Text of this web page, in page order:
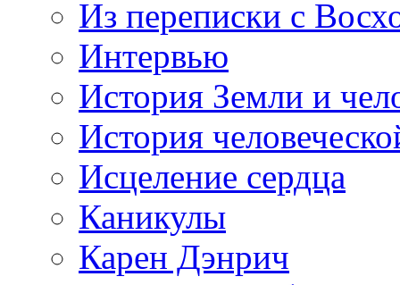
Из переписки с
Интервью
История Земли и
История
Исцеление сердца
Каникулы
Карен Дэнрич